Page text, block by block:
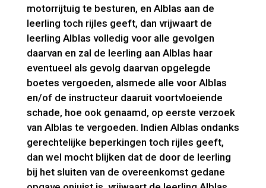
motorrijtuig te besturen, en Alblas aan de
leerling toch rijles geeft, dan vrijwaart de
leerling Alblas volledig voor alle gevolgen
daarvan en zal de leerling aan Alblas haar
eventueel als gevolg daarvan opgelegde
boetes vergoeden, alsmede alle voor Alblas
en/of de instructeur daaruit voortvloeiende
schade, hoe ook genaamd, op eerste verzoek
van Alblas te vergoeden. Indien Alblas ondanks
gerechtelijke beperkingen toch rijles geeft,
dan wel mocht blijken dat de door de leerling
bij het sluiten van de overeenkomst gedane